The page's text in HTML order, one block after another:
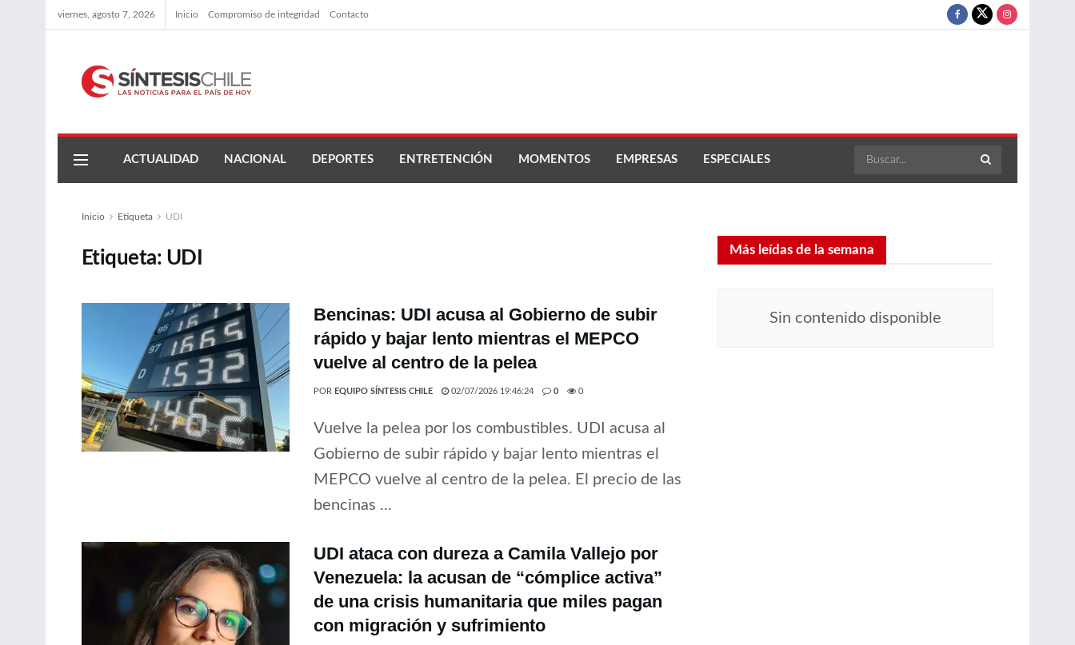
viernes, agosto 7, 2026 Inicio Compromiso de integridad Contacto
ACTUALIDAD NACIONAL DEPORTES ENTRETENCIÓN MOMENTOS EMPRESAS ESPECIALES
Inicio Etiqueta UDI
Etiqueta: UDI
Bencinas: UDI acusa al Gobierno de subir
rápido y bajar lento mientras el MEPCO
vuelve al centro de la pelea
POR EQUIPO SÍNTESIS CHILE 02/07/2026 19:46:24 0 0
Vuelve la pelea por los combustibles. UDI acusa al
Gobierno de subir rápido y bajar lento mientras el
MEPCO vuelve al centro de la pelea. El precio de las
bencinas ...
UDI ataca con dureza a Camila Vallejo por
Venezuela: la acusan de “cómplice activa”
de una crisis humanitaria que miles pagan
con migración y sufrimiento
Más leídas de la semana
Sin contenido disponible